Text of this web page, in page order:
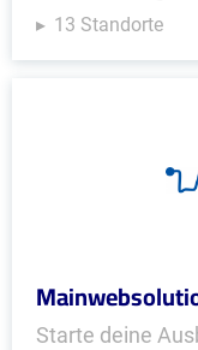
13 Standorte
Starte deine